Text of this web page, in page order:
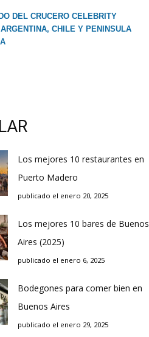
DEL CRUCERO CELEBRITY
CHILE Y PENINSULA
Los mejores 10 restaurantes en
Puerto Madero
publicado el enero 20, 2025
Los mejores 10 bares de Buenos
Aires (2025)
publicado el enero 6, 2025
Bodegones para comer bien en
Buenos Aires
publicado el enero 29, 2025